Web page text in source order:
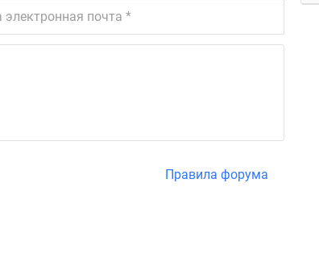
Правила форума